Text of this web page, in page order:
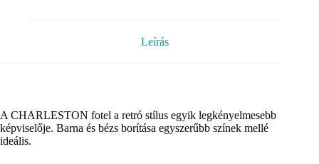
Leírás
A CHARLESTON fotel a retró stílus egyik legkényelmesebb
képviselője. Barna és bézs borítása egyszerűbb színek mellé
ideális.